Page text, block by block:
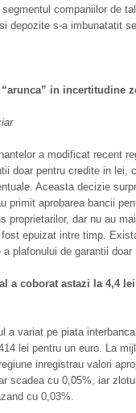
companiilor de
depozite s-a imbunatatit
“arunca” in incertitudine
a modificat recent
doar pentru credite in lei,
Aceasta decizie
primit aprobarea bancii
proprietarilor, dar nu au
epuizat intre timp.
a plafonului de garantii doar
a coborat astazi la 4,4 lei
a variat pe piata
lei pentru un euro. La
inregistrau valori
scadea cu 0,05%, iar
cu 0,03%.